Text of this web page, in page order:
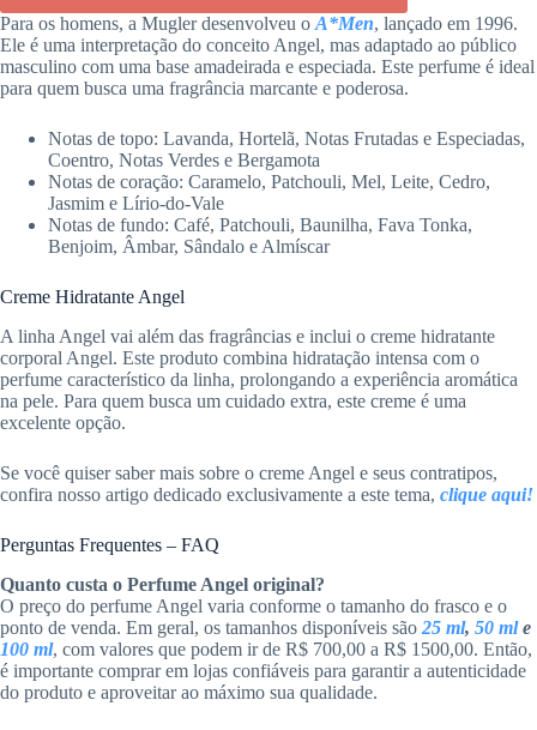
Para os homens, a Mugler desenvolveu o A*Men, lançado em 1996.
Ele é uma interpretação do conceito Angel, mas adaptado ao público
masculino com uma base amadeirada e especiada. Este perfume é ideal
para quem busca uma fragrância marcante e poderosa.
Notas de topo: Lavanda, Hortelã, Notas Frutadas e Especiadas,
Coentro, Notas Verdes e Bergamota
Notas de coração: Caramelo, Patchouli, Mel, Leite, Cedro,
Jasmim e Lírio-do-Vale
Notas de fundo: Café, Patchouli, Baunilha, Fava Tonka,
Benjoim, Âmbar, Sândalo e Almíscar
Creme Hidratante Angel
A linha Angel vai além das fragrâncias e inclui o creme hidratante
corporal Angel. Este produto combina hidratação intensa com o
perfume característico da linha, prolongando a experiência aromática
na pele. Para quem busca um cuidado extra, este creme é uma
excelente opção.
Se você quiser saber mais sobre o creme Angel e seus contratipos,
confira nosso artigo dedicado exclusivamente a este tema, clique aqui!
Perguntas Frequentes – FAQ
Quanto custa o Perfume Angel original?
O preço do perfume Angel varia conforme o tamanho do frasco e o
ponto de venda. Em geral, os tamanhos disponíveis são 25 ml, 50 mle
100 ml, com valores que podem ir de R$ 700,00 a R$ 1500,00. Então,
é importante comprar em lojas confiáveis para garantir a autenticidade
do produto e aproveitar ao máximo sua qualidade.